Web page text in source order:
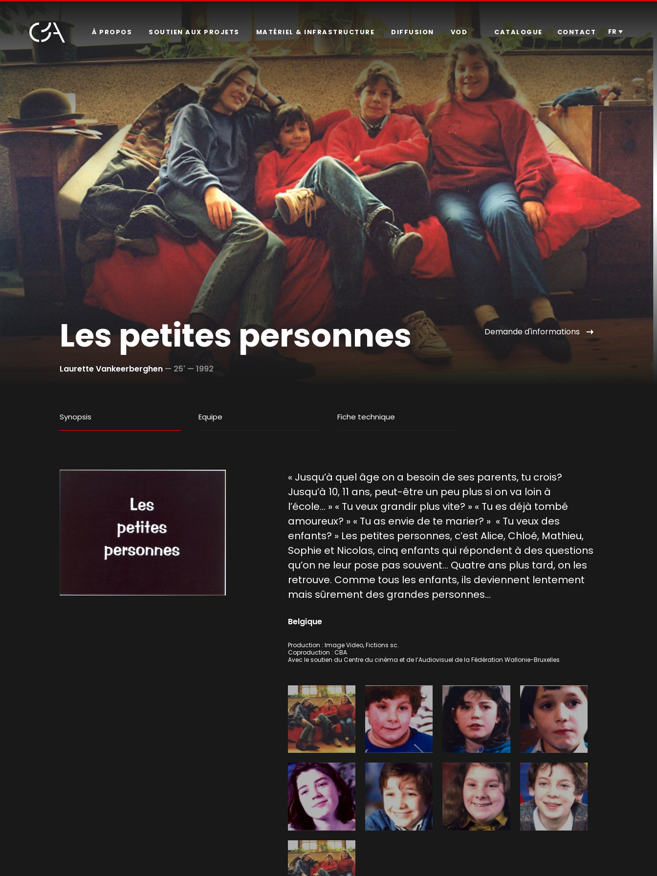
À PROPOS SOUTIEN AUX PROJETS MATÉRIEL & INFRASTRUCTURE DIFFUSION VOD CONTACT
CATALOGUE FR
Les petites personnes
Laurette Vankeerberghen — 25' — 1992
Demande d'informations
Synopsis Equipe Fiche technique
« Jusqu’à quel âge on a besoin de ses parents, tu crois?
Jusqu’à 10, 11 ans, peut-être un peu plus si on va loin à
l’école… » « Tu veux grandir plus vite? » « Tu es déjà tombé
amoureux? » « Tu as envie de te marier? » « Tu veux des
enfants? » Les petites personnes, c’est Alice, Chloé, Mathieu,
Sophie et Nicolas, cinq enfants qui répondent à des questions
qu’on ne leur pose pas souvent… Quatre ans plus tard, on les
retrouve. Comme tous les enfants, ils deviennent lentement
mais sûrement des grandes personnes…
Belgique
Production : Image Video, Fictions sc.
Coproduction : CBA
Avec le soutien du Centre du cinéma et de l’Audiovisuel de la Fédération Wallonie-Bruxelles